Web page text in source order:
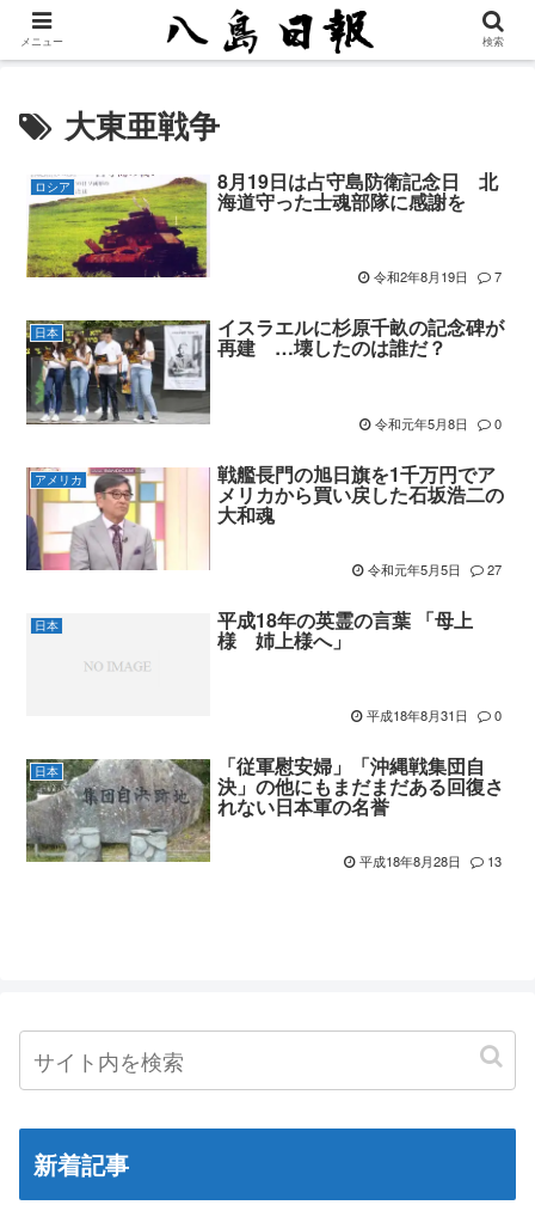
大東亜戦争
ロシア 8月19日は占守島防衛記念日 北
海道守った士魂部隊に感謝を
令和2年8月19日 7
日本 イスラエルに杉原千畝の記念碑が
再建 …壊したのは誰だ？
令和元年5月8日 0
アメリカ 戦艦長門の旭日旗を1千万円でア
メリカから買い戻した石坂浩二の
大和魂
令和元年5月5日 27
日本 平成18年の英霊の言葉 「母上
様 姉上様へ」
平成18年8月31日 0
日本 「従軍慰安婦」「沖縄戦集団自
決」の他にもまだまだある回復さ
れない日本軍の名誉
平成18年8月28日 13
新着記事
メニュー 検索